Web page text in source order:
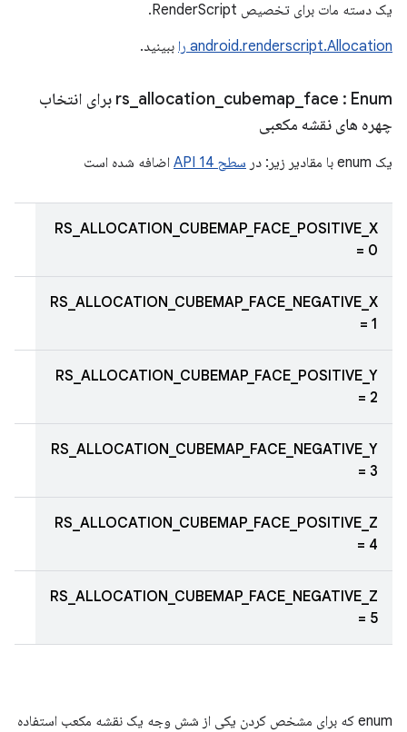
یک دسته مات برای تخصیص RenderScript.
android.renderscript.Allocation را
ببینید.
rs allocation cubemap face
: Enum برای انتخاب
چهره های نقشه مکعبی
یک enum با مقادیر زیر: در سطح API 14 اضافه شده است
RS_ALLOCATION_CUBEMAP_FACE_POSITIVE_X
= 0
RS_ALLOCATION_CUBEMAP_FACE_NEGATIVE_X
= 1
RS_ALLOCATION_CUBEMAP_FACE_POSITIVE_Y
= 2
RS_ALLOCATION_CUBEMAP_FACE_NEGATIVE_Y
= 3
RS_ALLOCATION_CUBEMAP_FACE_POSITIVE_Z
= 4
RS_ALLOCATION_CUBEMAP_FACE_NEGATIVE_Z
= 5
enum که برای مشخص کردن یکی از شش وجه یک نقشه مکعب استفاده